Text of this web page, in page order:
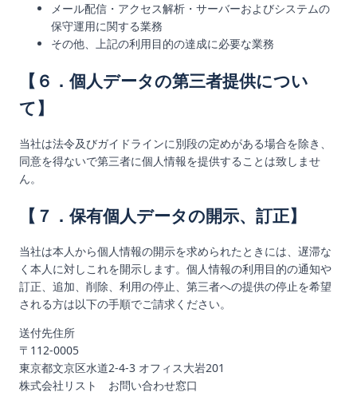
メール配信・アクセス解析・サーバーおよびシステムの
保守運用に関する業務
その他、上記の利用目的の達成に必要な業務
【６．個人データの第三者提供につい
て】
当社は法令及びガイドラインに別段の定めがある場合を除き、
同意を得ないで第三者に個人情報を提供することは致しませ
ん。
【７．保有個人データの開示、訂正】
当社は本人から個人情報の開示を求められたときには、遅滞な
く本人に対しこれを開示します。個人情報の利用目的の通知や
訂正、追加、削除、利用の停止、第三者への提供の停止を希望
される方は以下の手順でご請求ください。
送付先住所
〒112-0005
東京都文京区水道2-4-3 オフィス大岩201
株式会社リスト お問い合わせ窓口